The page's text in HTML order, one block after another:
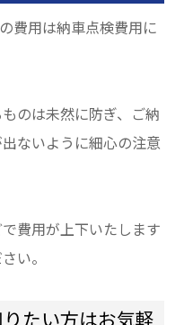
費用は納車点検費用に
のは未然に防ぎ、ご納
ないように細心の注意
費用が上下いたします
い。
たい方はお気軽